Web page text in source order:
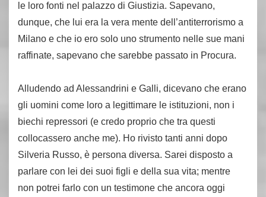
le loro fonti nel palazzo di Giustizia. Sapevano,
dunque, che lui era la vera mente dell’antiterrorismo a
Milano e che io ero solo uno strumento nelle sue mani
raffinate, sapevano che sarebbe passato in Procura.
Alludendo ad Alessandrini e Galli, dicevano che erano
gli uomini come loro a legittimare le istituzioni, non i
biechi repressori (e credo proprio che tra questi
collocassero anche me). Ho rivisto tanti anni dopo
Silveria Russo, è persona diversa. Sarei disposto a
parlare con lei dei suoi figli e della sua vita; mentre
non potrei farlo con un testimone che ancora oggi